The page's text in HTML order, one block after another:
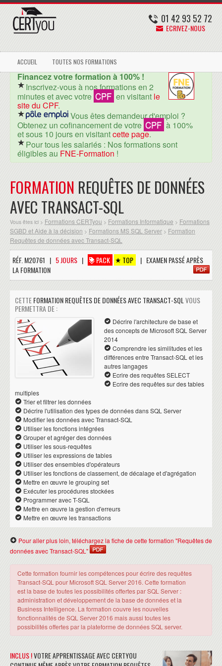
01 42 93 52 72
ECRIVEZ-NOUS
ACCUEIL TOUTES NOS FORMATIONS
Financez votre formation à 100% !
Inscrivez-vous à nos formations en 2
minutes et avec votre CPF en visitant le
site du CPF.
Vous êtes demandeur d'emploi ?
Obtenez un cofinancement de votre CPF à 100%
et sous 10 jours en visitantcette page.
Pour tous les salariés : Nos formations sont
éligibles au FNE-Formation !
FORMATION REQUÊTES DE DONNÉES
AVEC TRANSACT-SQL
Vous êtes ici > Formations CERTyou > Formations Informatique > Formations
SGBD et Aide à la décision > Formations MS SQL Server > Formation
Requêtes de données avec Transact-SQL
RÉF. M20761 | 5 JOURS | PACK TOP
| EXAMEN PASSÉ APRÈS
LA FORMATION
CETTEFORMATION REQUÊTES DE DONNÉES AVEC TRANSACT-SQL VOUS
PERMETTRA DE :
Décrire l'architecture de base et
des concepts de Microsoft SQL Server
2014
Comprendre les similitudes et les
différences entre Transact-SQL et les
autres langages
Ecrire des requêtes SELECT
Ecrire des requêtes sur des tables
multiples
Trier et filtrer les données
Décrire l'utilisation des types de données dans SQL Server
Modifier les données avec Transact-SQL
Utiliser les fonctions intégrées
Grouper et agréger des données
Utiliser les sous-requêtes
Utiliser les expressions de tables
Utiliser des ensembles d'opérateurs
Utiliser les fonctions de classement, de décalage et d'agrégation
Mettre en œuvre le grouping set
Exécuter les procédures stockées
Programmer avec T-SQL
Mettre en œuvre la gestion d'erreurs
Mettre en œuvre les transactions
Pour aller plus loin, téléchargez la fiche de cette formation "Requêtes de
données avec Transact-SQL"
Cette formation fournir les compétences pour écrire des requêtes
Transact-SQL pour Microsoft SQL Server 2016. Cette formation
est la base de toutes les possibilités offertes par SQL Server :
administration et développement de la base de données et la
Business Intelligence. La formation couvre les nouvelles
fonctionnalités de SQL Server 2016 mais aussi toutes les
possibilités offertes par la plateforme de données SQL server.
INCLUS !VOTRE APPRENTISSAGE AVEC CERTYOU